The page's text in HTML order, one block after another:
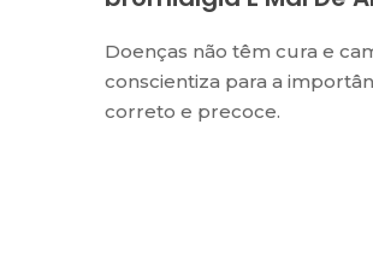
Doenças não têm cura e
conscientiza para a
correto e precoce.